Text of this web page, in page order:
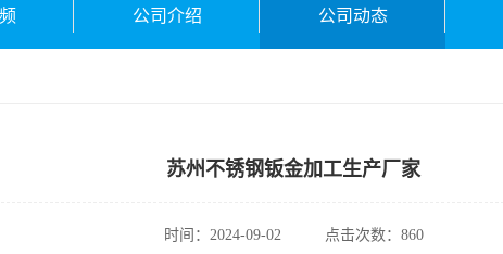
公司介绍 公司动态
苏州不锈钢钣金加工生产厂家
时间：2024-09-02 点击次数：860